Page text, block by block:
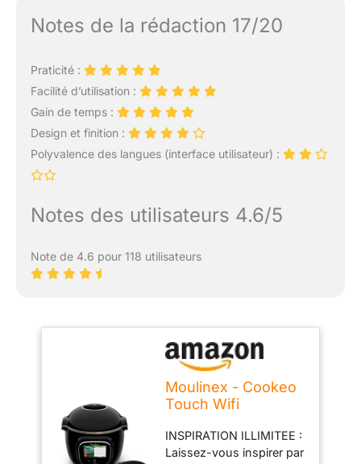
Notes de la rédaction 17/20
Praticité :
Facilité d’utilisation :
Gain de temps :
Design et finition :
Polyvalence des langues (interface utilisateur) :
Notes des utilisateurs 4.6/5
Note de 4.6 pour 118 utilisateurs
Moulinex - Cookeo
Touch Wifi
moule gâteau - 6 L
- Noir
INSPIRATION ILLIMITEE :
Laissez-vous inspirer par